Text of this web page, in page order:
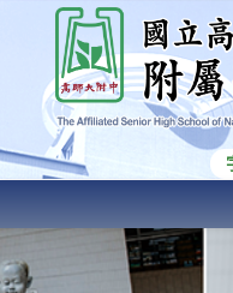
內
容
國立高雄師範大學附屬
High School of
AFFILIATED